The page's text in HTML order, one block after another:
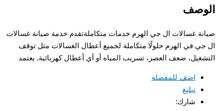
الوصف
صيانة غسالات ال جي الهرم خدمات متكاملةتقدم خدمة صيانة غسالات
ال جي في الهرم حلولًا متكاملة لجميع أعطال الغسالات مثل توقف
التشغيل، ضعف العصر، تسريب المياه أو أي أعطال كهربائية. يعتمد
اضف للمفضلة
تبليغ
شارك: